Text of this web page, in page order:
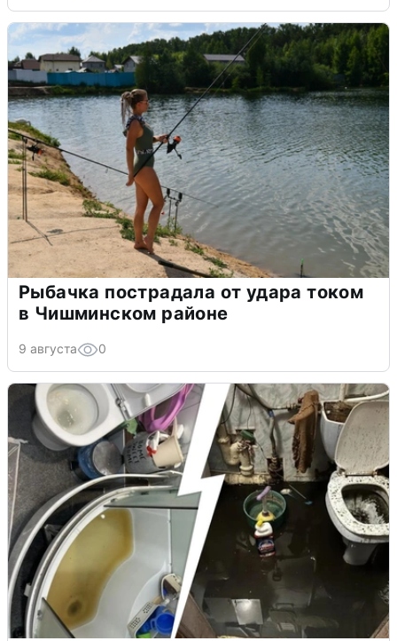
Рыбачка пострадала от удара током
в Чишминском районе
9 августа 0